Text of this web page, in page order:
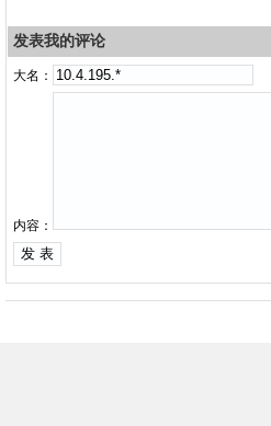
发表我的评论
大名：
内容：